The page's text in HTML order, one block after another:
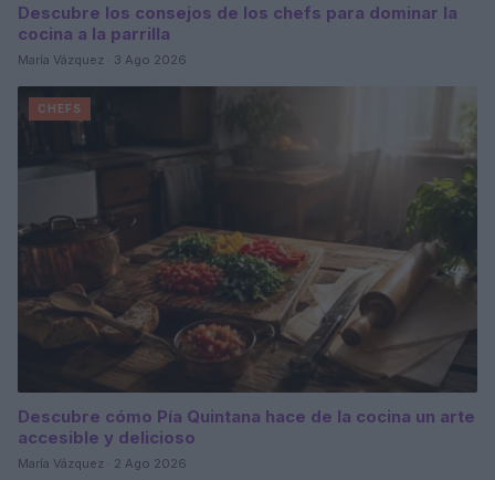
Descubre los consejos de los chefs para dominar la
cocina a la parrilla
María Vázquez · 3 Ago 2026
CHEFS
Descubre cómo Pía Quintana hace de la cocina un arte
accesible y delicioso
María Vázquez · 2 Ago 2026